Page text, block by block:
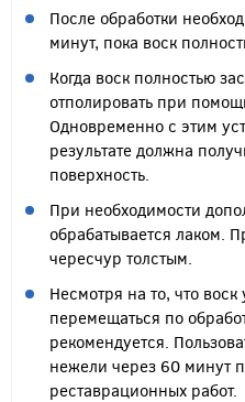
После обработки
минут, пока воск
Когда воск полностью
отполировать при
Одновременно с этим
результате должна
поверхность.
При необходимости
обрабатывается лаком.
чересчур толстым.
Несмотря на то, что
перемещаться по
рекомендуется.
нежели через 60 минут
реставрационных работ.